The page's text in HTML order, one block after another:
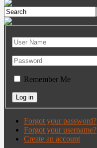
Remember Me
Forgot your password?
Forgot your username?
Create an account